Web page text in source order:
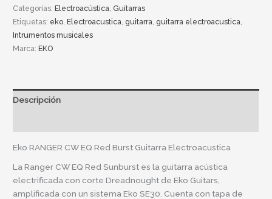
Categorías:Electroacústica, Guitarras
Etiquetas: eko,Electroacustica, guitarra, guitarra electroacustica,
Intrumentos musicales
Marca:EKO
Descripción
Eko RANGER CW EQ Red Burst Guitarra Electroacustica
La Ranger CW EQ Red Sunburst es la guitarra acústica
electrificada con corte Dreadnought de Eko Guitars,
amplificada con un sistema Eko SE30. Cuenta con tapa de